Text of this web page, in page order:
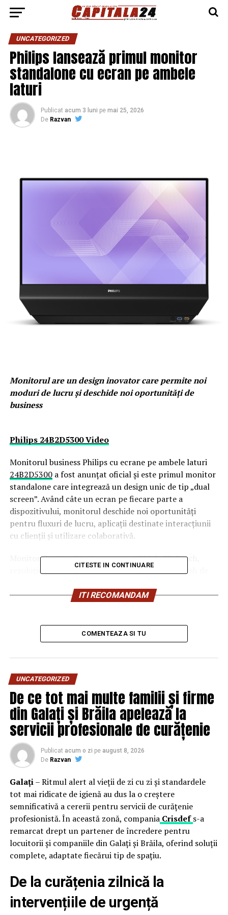
UNCATEGORIZED
Philips lansează primul monitor
standalone cu ecran pe ambele
laturi
Publicat acum 3 luni pe mai 25, 2026
De Razvan
Monitorul are un design inovator care permite noi
moduri de lucru și deschide noi oportunități de
business
Philips 24B2D5300 Video
Monitorul business Philips cu ecrane pe ambele laturi
24B2D5300a fost anunțat oficial și este primul monitor
standalone care integrează un design unic de tip „dual
screen”. Având câte un ecran pe fiecare parte a
dispozitivului, monitorul deschide noi oportunități
pentru fluxuri de lucru, aplicații destinate interacțiunii
cu clienții și utilizare colaborativă.
Monitorul este echipat cu panouri IPS de 23,8 inch,
rezoluție Full HD pe ambele ecrane, rată de refresh de
hardware-ul modern existent. Deși monitorul oferă un
laturi și construcția personalizată, concepute pentru a
le permite utilizatorilor să profite la maximum de cele
două ecrane.
“Ecranul pe ambele laturi și designul care economisește
spațiu ale seriei de monitoare Philips B2D5000
optimizează spațiul de lucru și facilitează utilizarea
profesională.”, a precizat juriul Red Dot 2025 despre
designul premiat al monitorului.Interacțiune cu
utilizatorii prin SmartView și DualView
printr-o experiență de tip „front-desk”. Tehnologiile
SmartView și DualView introduc un mod inovator de
gestionare a conținutului afișat pe fiecare parte a
monitorului. SmartView permite împărțirea
conținutului în două secțiuni virtuale pornind de la o
singură sursă de input, în timp ce DualView permite ca
ecranul din spate să oglindească sau să extindă
experiențe personalizate pentru clienți sau vizitatori.
În zona de business, aplicațiile și informațiile sensibile
CITESTE IN CONTINUARE
ITI RECOMANDAM
COMENTEAZA SI TU
UNCATEGORIZED
De ce tot mai multe familii și firme
din Galați și Brăila apelează la
servicii profesionale de curățenie
Publicat acum o zi pe august 8, 2026
De Razvan
Galați– Ritmul alert al vieții de zi cu zi și standardele
tot mai ridicate de igienă au dus la o creștere
semnificativă a cererii pentru servicii de curățenie
profesionistă. În această zonă, compania Crisdef s-a
remarcat drept un partener de încredere pentru
locuitorii și companiile din Galați și Brăila, oferind soluții
complete, adaptate fiecărui tip de spațiu.
De la curățenia zilnică la
intervențiile de urgență